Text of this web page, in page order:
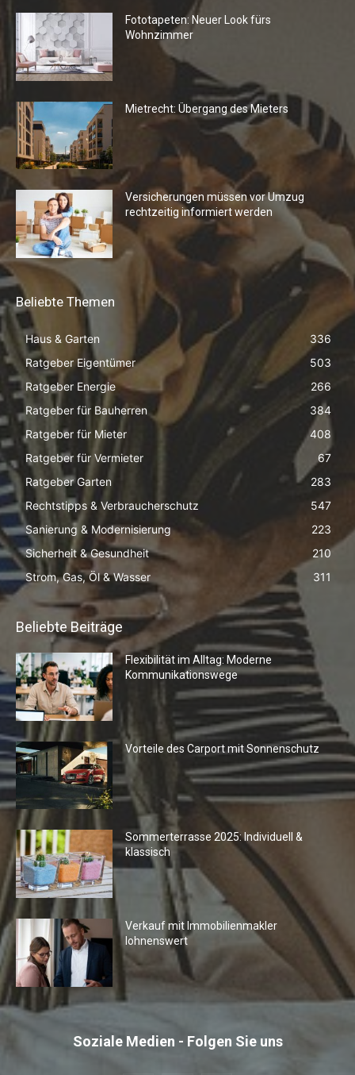
Fototapeten: Neuer Look fürs
Wohnzimmer
Mietrecht: Übergang des Mieters
Versicherungen müssen vor Umzug
rechtzeitig informiert werden
Beliebte Themen
Haus & Garten
336
Ratgeber Eigentümer
503
Ratgeber Energie
266
Ratgeber für Bauherren
384
Ratgeber für Mieter
408
Ratgeber für Vermieter
67
Ratgeber Garten
283
Rechtstipps & Verbraucherschutz
547
Sanierung & Modernisierung
223
Sicherheit & Gesundheit
210
Strom, Gas, Öl & Wasser
311
Beliebte Beiträge
Flexibilität im Alltag: Moderne
Kommunikationswege
Vorteile des Carport mit Sonnenschutz
Sommerterrasse 2025: Individuell &
klassisch
Verkauf mit Immobilienmakler
lohnenswert
Soziale Medien - Folgen Sie uns